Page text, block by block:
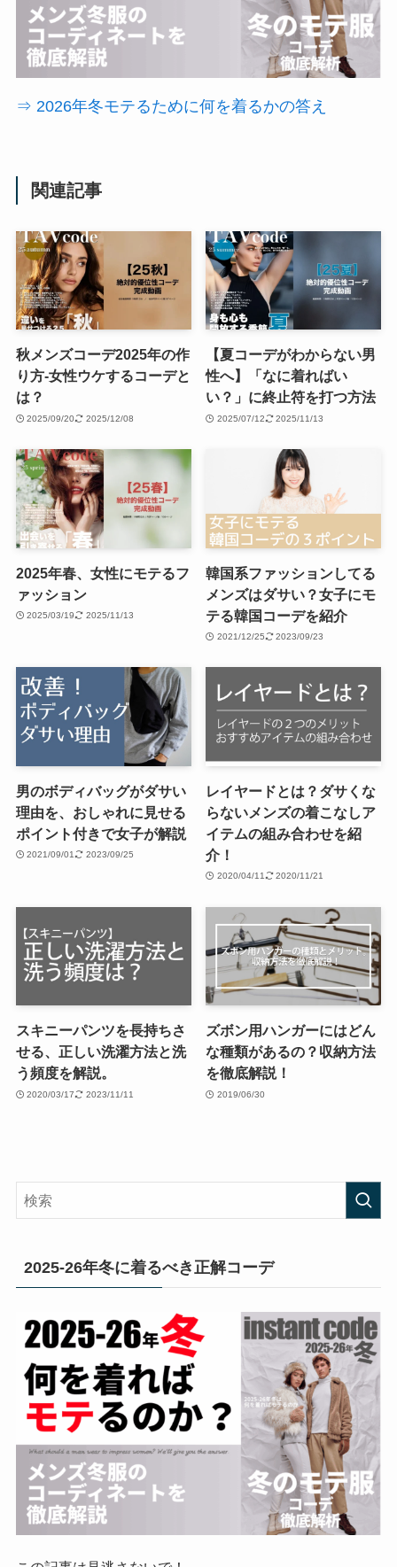
⇒ 2026年冬モテるために何を着るかの答え
関連記事
秋メンズコーデ2025年の作
り方-女性ウケするコーデと
は？
2025/09/20 2025/12/08
【夏コーデがわからない男
性へ】「なに着ればい
い？」に終止符を打つ方法
2025/07/12 2025/11/13
2025年春、女性にモテるフ
ァッション
2025/03/19 2025/11/13
韓国系ファッションしてる
メンズはダサい？女子にモ
テる韓国コーデを紹介
2021/12/25 2023/09/23
男のボディバッグがダサい
理由を、おしゃれに見せる
ポイント付きで女子が解説
2021/09/01 2023/09/25
レイヤードとは？ダサくな
らないメンズの着こなしア
イテムの組み合わせを紹
介！
2020/04/11 2020/11/21
スキニーパンツを長持ちさ
せる、正しい洗濯方法と洗
う頻度を解説。
2020/03/17 2023/11/11
ズボン用ハンガーにはどん
な種類があるの？収納方法
を徹底解説！
2019/06/30
2025-26年冬に着るべき正解コーデ